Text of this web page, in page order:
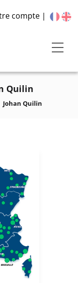
compte
Quilin
Johan Quilin